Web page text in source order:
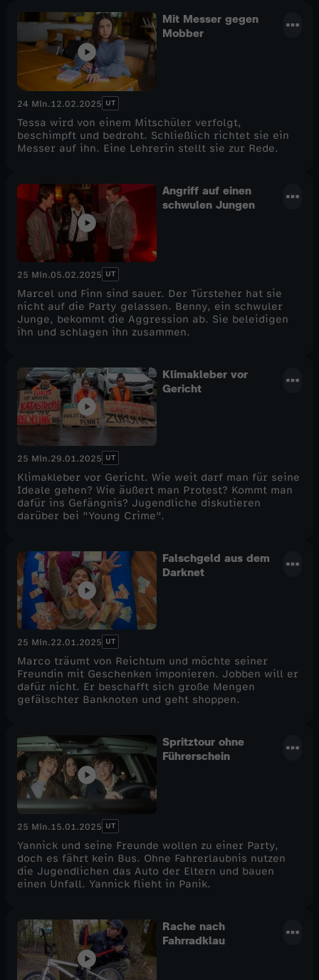
Mit Messer gegen
Mobber
24 Min.12.02.2025 UT
Tessa wird von einem Mitschüler verfolgt,
beschimpft und bedroht. Schließlich richtet sie ein
Messer auf ihn. Eine Lehrerin stellt sie zur Rede.
Angriff auf einen
schwulen Jungen
25 Min.05.02.2025 UT
Marcel und Finn sind sauer. Der Türsteher hat sie
nicht auf die Party gelassen. Benny, ein schwuler
Junge, bekommt die Aggression ab. Sie beleidigen
ihn und schlagen ihn zusammen.
Klimakleber vor
Gericht
25 Min.29.01.2025 UT
Klimakleber vor Gericht. Wie weit darf man für seine
Ideale gehen? Wie äußert man Protest? Kommt man
dafür ins Gefängnis? Jugendliche diskutieren
darüber bei "Young Crime".
Falschgeld aus dem
Darknet
25 Min.22.01.2025 UT
Marco träumt von Reichtum und möchte seiner
Freundin mit Geschenken imponieren. Jobben will er
dafür nicht. Er beschafft sich große Mengen
gefälschter Banknoten und geht shoppen.
Spritztour ohne
Führerschein
25 Min.15.01.2025 UT
Yannick und seine Freunde wollen zu einer Party,
doch es fährt kein Bus. Ohne Fahrerlaubnis nutzen
die Jugendlichen das Auto der Eltern und bauen
einen Unfall. Yannick flieht in Panik.
Rache nach
Fahrradklau